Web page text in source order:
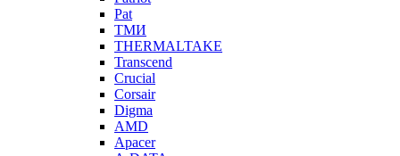
Pat
ТМИ
THERMALTAKE
Transcend
Crucial
Corsair
Digma
AMD
Apacer